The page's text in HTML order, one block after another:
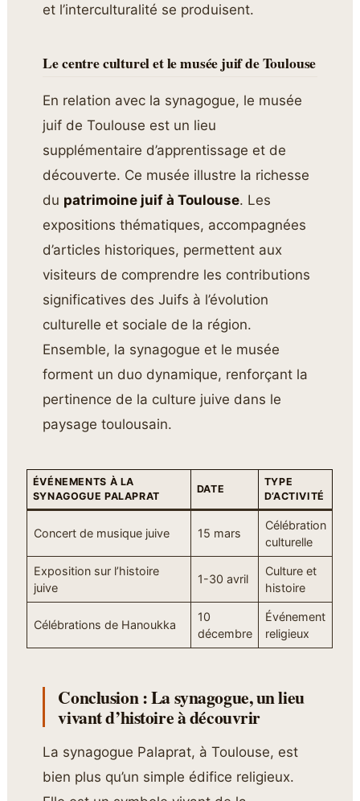
et l’interculturalité se produisent.
Le centre culturel et le musée juif de Toulouse
En relation avec la synagogue, le musée
juif de Toulouse est un lieu
supplémentaire d’apprentissage et de
découverte. Ce musée illustre la richesse
du patrimoine juif à Toulouse. Les
expositions thématiques, accompagnées
d’articles historiques, permettent aux
visiteurs de comprendre les contributions
significatives des Juifs à l’évolution
culturelle et sociale de la région.
Ensemble, la synagogue et le musée
forment un duo dynamique, renforçant la
pertinence de la culture juive dans le
paysage toulousain.
ÉVÉNEMENTS À LA
SYNAGOGUE PALAPRAT
DATE
TYPE
D’ACTIVITÉ
Concert de musique juive 15 mars
Célébration
culturelle
Exposition sur l’histoire
juive
1-30 avril
Culture et
histoire
Célébrations de Hanoukka
10
décembre
Événement
religieux
Conclusion : La synagogue, un lieu
vivant d’histoire à découvrir
La synagogue Palaprat, à Toulouse, est
bien plus qu’un simple édifice religieux.